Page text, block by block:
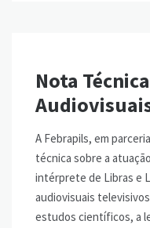
Nota
A Febrapils, em
técnica sobre a
intérprete de Libras e
audiovisuais
estudos científicos, a